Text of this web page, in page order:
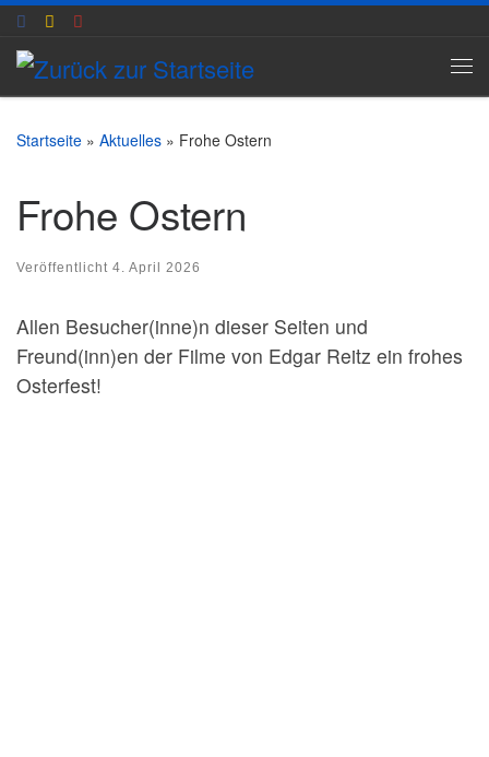
Zum Inhalt springen
Startseite » Aktuelles » Frohe Ostern
Frohe Ostern
Veröffentlicht 4. April 2026
Allen Besucher(inne)n dieser Seiten und
Freund(inn)en der Filme von Edgar Reitz ein frohes
Osterfest!